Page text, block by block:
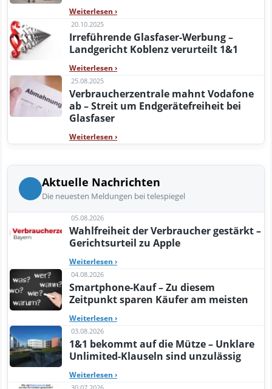
Weiterlesen ›
20.10.2025
Irreführende Glasfaser-Werbung –
Landgericht Koblenz verurteilt 1&1
Weiterlesen ›
25.08.2025
Verbraucherzentrale mahnt Vodafone
ab – Streit um Endgerätefreiheit bei
Glasfaser
Weiterlesen ›
Aktuelle Nachrichten
Die neuesten Meldungen bei telespiegel
05.08.2026
Wahlfreiheit der Verbraucher gestärkt –
Gerichtsurteil zu Apple
Weiterlesen ›
04.08.2026
Smartphone-Kauf – Zu diesem
Zeitpunkt sparen Käufer am meisten
Weiterlesen ›
03.08.2026
1&1 bekommt auf die Mütze – Unklare
Unlimited-Klauseln sind unzulässig
Weiterlesen ›